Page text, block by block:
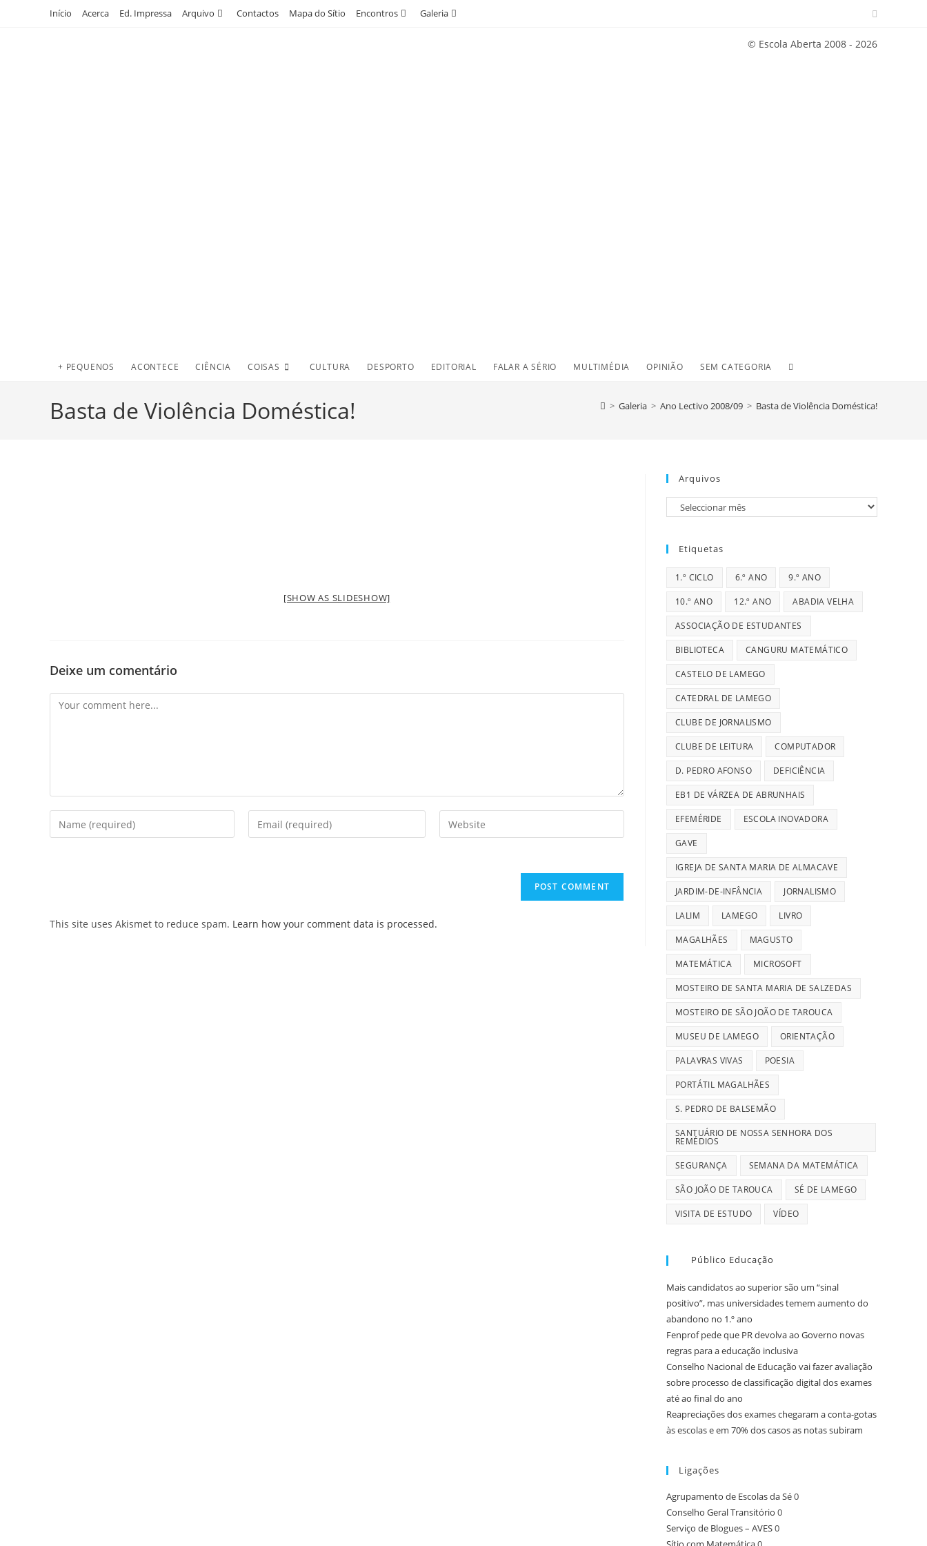
Início Acerca Ed. Impressa Arquivo Contactos Mapa do Sítio Encontros Galeria
© Escola Aberta 2008 - 2026
+ PEQUENOS ACONTECE CIÊNCIA COISAS CULTURA DESPORTO EDITORIAL FALAR A SÉRIO MULTIMÉDIA OPINIÃO SEM CATEGORIA TOGGLE
Basta de Violência Doméstica! > Galeria > Ano Lectivo 2008/09 > Basta de Violência Doméstica!
[SHOW AS SLIDESHOW]
Deixe um comentário
Comment
Enter
your
comment
Enter
your
Enter
your
This site uses Akismet to reduce spam. Learn how your comment data is processed.
Arquivos
Arquivos
Etiquetas
1.º CICLO 6.º ANO 9.º ANO
10.º ANO 12.º ANO ABADIA VELHA
ASSOCIAÇÃO DE ESTUDANTES
BIBLIOTECA CANGURU MATEMÁTICO
CASTELO DE LAMEGO
CATEDRAL DE LAMEGO
CLUBE DE JORNALISMO
CLUBE DE LEITURA COMPUTADOR
D. PEDRO AFONSO DEFICIÊNCIA
EB1 DE VÁRZEA DE ABRUNHAIS
EFEMÉRIDE ESCOLA INOVADORA
GAVE
IGREJA DE SANTA MARIA DE ALMACAVE
JARDIM-DE-INFÂNCIA JORNALISMO
LALIM LAMEGO LIVRO
MAGALHÃES MAGUSTO
MATEMÁTICA MICROSOFT
MOSTEIRO DE SANTA MARIA DE SALZEDAS
MOSTEIRO DE SÃO JOÃO DE TAROUCA
MUSEU DE LAMEGO ORIENTAÇÃO
PALAVRAS VIVAS POESIA
PORTÁTIL MAGALHÃES
S. PEDRO DE BALSEMÃO
SANTUÁRIO DE NOSSA SENHORA DOS
REMÉDIOS
SEGURANÇA SEMANA DA MATEMÁTICA
SÃO JOÃO DE TAROUCA SÉ DE LAMEGO
VISITA DE ESTUDO VÍDEO
Público Educação
Mais candidatos ao superior são um “sinal
positivo”, mas universidades temem aumento do
abandono no 1.º ano
Fenprof pede que PR devolva ao Governo novas
regras para a educação inclusiva
Conselho Nacional de Educação vai fazer avaliação
sobre processo de classificação digital dos exames
até ao final do ano
Reapreciações dos exames chegaram a conta-gotas
às escolas e em 70% dos casos as notas subiram
Ligações
Agrupamento de Escolas da Sé0
Conselho Geral Transitório 0
Serviço de Blogues – AVES0